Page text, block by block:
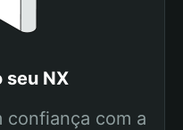
seu NX
confiança com a